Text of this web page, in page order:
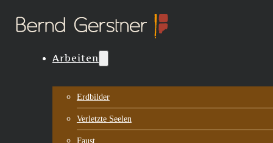
Arbeiten
Erdbilder
Verletzte Seelen
Faust